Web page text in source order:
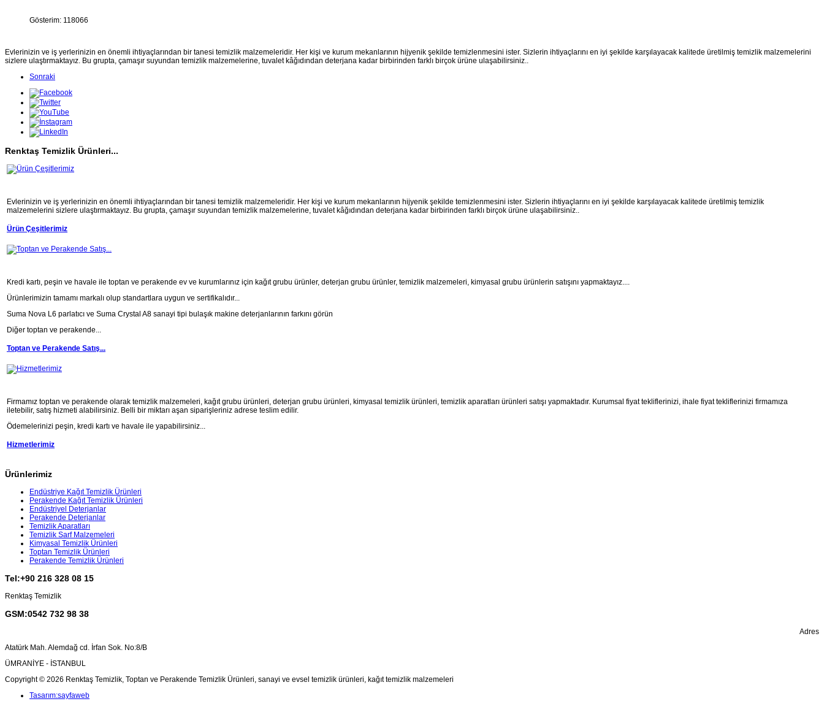
Gösterim: 118066
Evlerinizin ve iş yerlerinizin en önemli ihtiyaçlarından bir tanesi temizlik malzemeleridir. Her kişi ve kurum mekanlarının hijyenik şekilde temizlenmesini ister. Sizlerin ihtiyaçlarını en iyi şekilde karşılayacak kalitede üretilmiş temizlik malzemelerini
sizlere ulaştırmaktayız. Bu grupta, çamaşır suyundan temizlik malzemelerine, tuvalet kâğıdından deterjana kadar birbirinden farklı birçok ürüne ulaşabilirsiniz..
Sonraki
Renktaş Temizlik Ürünleri...
Evlerinizin ve iş yerlerinizin en önemli ihtiyaçlarından bir tanesi temizlik malzemeleridir. Her kişi ve kurum mekanlarının hijyenik şekilde temizlenmesini ister. Sizlerin ihtiyaçlarını en iyi şekilde karşılayacak kalitede üretilmiş temizlik
malzemelerini sizlere ulaştırmaktayız. Bu grupta, çamaşır suyundan temizlik malzemelerine, tuvalet kâğıdından deterjana kadar birbirinden farklı birçok ürüne ulaşabilirsiniz..
Ürün Çeşitlerimiz
Kredi kartı, peşin ve havale ile toptan ve perakende ev ve kurumlarınız için kağıt grubu ürünler, deterjan grubu ürünler, temizlik malzemeleri, kimyasal grubu ürünlerin satışını yapmaktayız....
Ürünlerimizin tamamı markalı olup standartlara uygun ve sertifikalıdır...
Suma Nova L6 parlatıcı ve Suma Crystal A8 sanayi tipi bulaşık makine deterjanlarının farkını görün
Diğer toptan ve perakende...
Toptan ve Perakende Satış...
Firmamız toptan ve perakende olarak temizlik malzemeleri, kağıt grubu ürünleri, deterjan grubu ürünleri, kimyasal temizlik ürünleri, temizlik aparatları ürünleri satışı yapmaktadır. Kurumsal fiyat tekliflerinizi, ihale fiyat tekliflerinizi firmamıza
iletebilir, satış hizmeti alabilirsiniz. Belli bir miktarı aşan siparişleriniz adrese teslim edilir.
Ödemelerinizi peşin, kredi kartı ve havale ile yapabilirsiniz...
Hizmetlerimiz
Ürünlerimiz
Endüstriye Kağıt Temizlik Ürünleri
Perakende Kağıt Temizlik Ürünleri
Endüstriyel Deterjanlar
Perakende Deterjanlar
Temizlik Aparatları
Temizlik Sarf Malzemeleri
Kimyasal Temizlik Ürünleri
Toptan Temizlik Ürünleri
Perakende Temizlik Ürünleri
Tel:+90 216 328 08 15
Renktaş Temizlik
GSM:0542 732 98 38
Adres
Atatürk Mah. Alemdağ cd. İrfan Sok. No:8/B
ÜMRANİYE - İSTANBUL
Copyright © 2026 Renktaş Temizlik, Toptan ve Perakende Temizlik Ürünleri, sanayi ve evsel temizlik ürünleri, kağıt temizlik malzemeleri
Tasarım:sayfaweb